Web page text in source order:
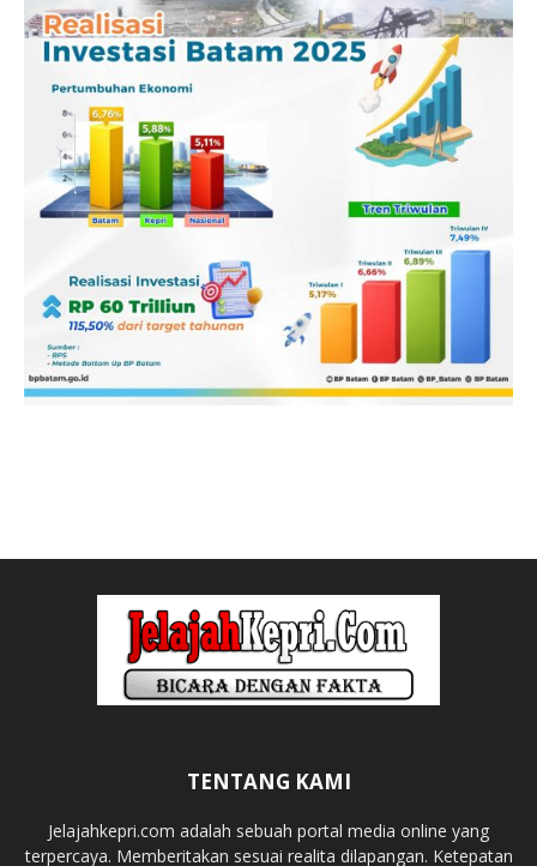
TENTANG KAMI
Jelajahkepri.com adalah sebuah portal media online yang
terpercaya. Memberitakan sesuai realita dilapangan. Ketepatan